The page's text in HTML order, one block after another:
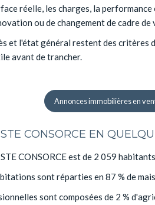
réelle, les charges, la
ou de changement de cadre
et l'état général restent des
avant de trancher.
Annonces immobilières en
CONSORCE EN
CONSORCE est de 2 059
sont réparties en 87 % de
sont composées de 2 %